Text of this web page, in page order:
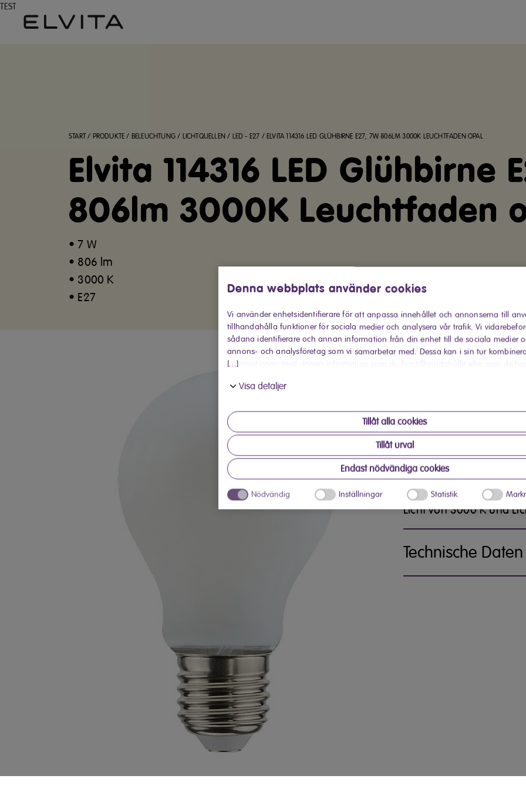
TEST
Denna webbplats använder cookies
[...]
Vi använder enhetsidentifierare för att anpassa innehållet och annonserna till
tillhandahålla funktioner för sociala medier och analysera vår trafik. Vi
sådana identifierare och annan information från din enhet till de sociala medier
annons- och analysföretag som vi samarbetar med. Dessa kan i sin tur kombinera
informationen med annan information som du har tillhandahållit eller som de har
Visa detaljer
Tillåt alla cookies
Tillåt urval
Endast nödvändiga cookies
Nödvändig Inställningar Statistik
START / PRODUKTE / BELEUCHTUNG / LICHTQUELLEN / LED - E27 /ELVITA 114316 LED GLÜHBIRNE E27, 7W 806LM 3000K LEUCHTFADEN OPAL
Elvita 114316 LED Glühbirne
806lm 3000K Leuchtfaden
• 7 W
• 806 lm
• 3000 K
• E27
Produktinformation
Elvita 114316 LED in
Leuchtfaden opal ist ein
Lebensdauer von
Licht von 3000 K und
Technische Daten